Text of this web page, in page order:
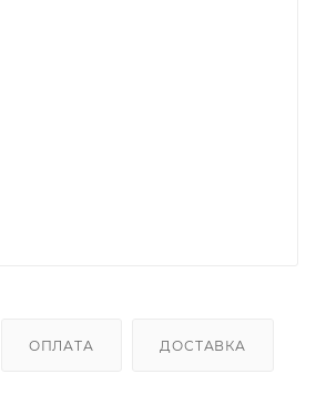
ОПЛАТА ДОСТАВКА